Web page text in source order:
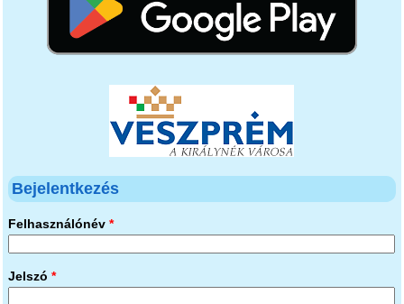
Bejelentkezés
Felhasználónév *
Jelszó *